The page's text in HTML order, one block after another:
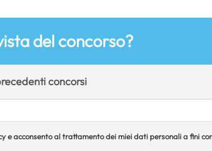
del concorso?
concorsi
e acconsento al trattamento dei miei dati personali a fini